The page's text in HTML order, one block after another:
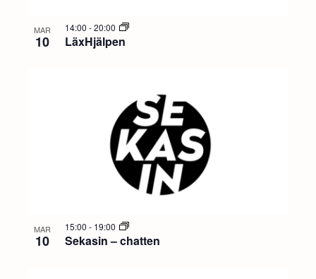
MAR
10 LäxHjälpen
14:00 -20:00
MAR
10 Sekasin – chatten
15:00 - 19:00